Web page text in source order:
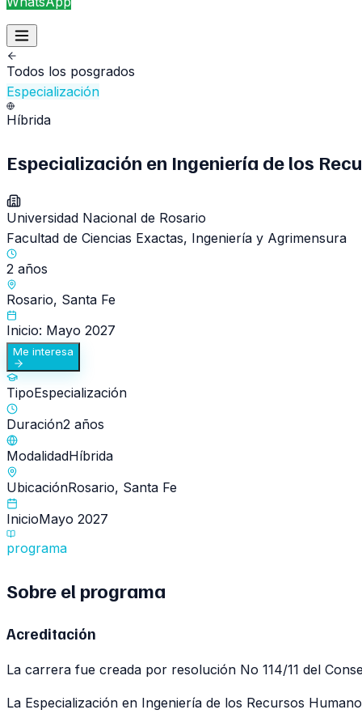
Todos los posgrados
Especialización
Híbrida
Especialización en Ingeniería de los
Universidad Nacional de Rosario
Facultad de Ciencias Exactas, Ingeniería y Agrimensura
2 años
Rosario, Santa Fe
Inicio: Mayo 2027
Me interesa
TipoEspecialización
Duración2 años
ModalidadHíbrida
UbicaciónRosario, Santa Fe
InicioMayo 2027
programa
Sobre el programa
Acreditación
La carrera fue creada por resolución No 114/11 del
La Especialización en Ingeniería de los Recursos